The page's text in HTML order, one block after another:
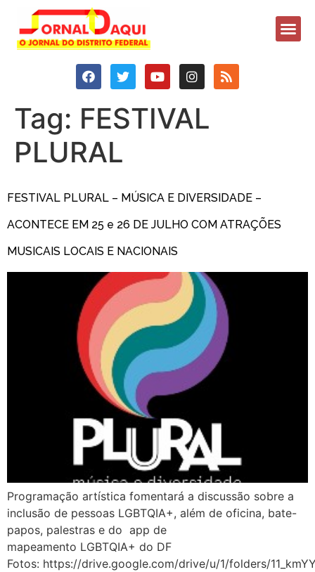
Tag: FESTIVAL
PLURAL
FESTIVAL PLURAL – MÚSICA E DIVERSIDADE –
ACONTECE EM 25 e 26 DE JULHO COM ATRAÇÕES
MUSICAIS LOCAIS E NACIONAIS
Programação artística fomentará a discussão sobre a
inclusão de pessoas LGBTQIA+, além de oficina, bate-
papos, palestras e do app de
mapeamento LGBTQIA+ do DF
Fotos: https://drive.google.com/drive/u/1/folders/